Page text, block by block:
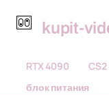
kupit-
RTX 4090 CS2
блок питания